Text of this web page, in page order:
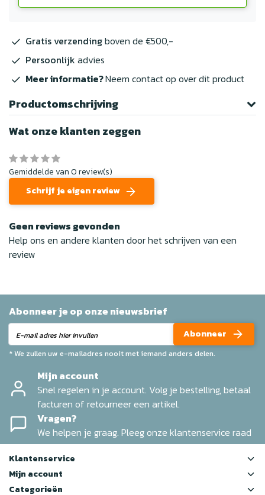
Gratis verzendingboven de €500,-
Persoonlijk advies
Meer informatie?Neem contact op over dit product
Productomschrijving
Wat onze klanten zeggen
Gemiddelde van 0 review(s)
Schrijf je eigen review
Geen reviews gevonden
Help ons en andere klanten door het schrijven van een
review
Abonneer je op onze nieuwsbrief
Abonneer
* We zullen uw e-mailadres nooit met iemand anders delen.
Mijn account
Snel regelen in je account. Volg je bestelling, betaal
facturen of retourneer een artikel.
Vragen?
We helpen je graag. Pleeg onze klantenservice raad
Klantenservice
Mijn account
Categorieën